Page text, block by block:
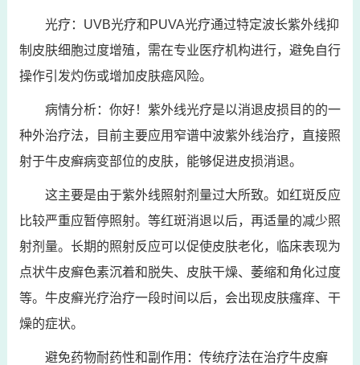
光疗：UVB光疗和PUVA光疗通过特定波长紫外线抑
制皮肤细胞过度增殖，需在专业医疗机构进行，避免自行
操作引发灼伤或增加皮肤癌风险。
病情分析：你好！紫外线光疗是以消退皮损目的的一
种外治疗法，目前主要应用窄谱中波紫外线治疗，直接照
射于牛皮癣病变部位的皮肤，能够促进皮损消退。
这主要是由于紫外线照射剂量过大所致。如红斑反应
比较严重应暂停照射。等红斑消退以后，再适量的减少照
射剂量。长期的照射反应可以促使皮肤老化，临床表现为
点状牛皮癣色素沉着和脱失、皮肤干燥、萎缩和角化过度
等。牛皮癣光疗治疗一段时间以后，会出现皮肤瘙痒、干
燥的症状。
避免药物耐药性和副作用：传统疗法在治疗牛皮癣